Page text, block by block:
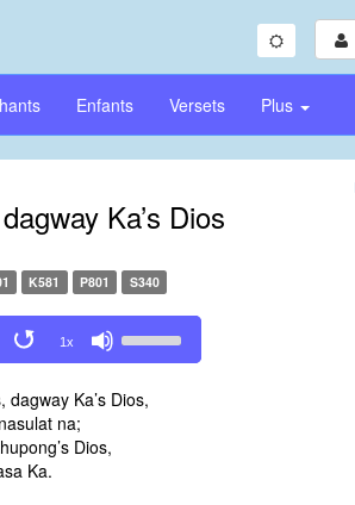
Enfants Versets Plus
Ka’s Dios
K581 P801 S340
1x
Up/Down
keys
dagway Ka’s Dios,
na;
Dios,
Ka.